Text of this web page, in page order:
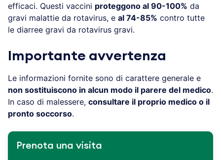
efficaci. Questi vaccini proteggono al 90-100% da
gravi malattie da rotavirus, e al 74-85% contro tutte
le diarree gravi da rotavirus gravi.
Importante avvertenza
Le informazioni fornite sono di carattere generale e
non sostituiscono in alcun modo il parere del medico.
In caso di malessere, consultare il proprio medico o il
pronto soccorso.
Prenota una visita